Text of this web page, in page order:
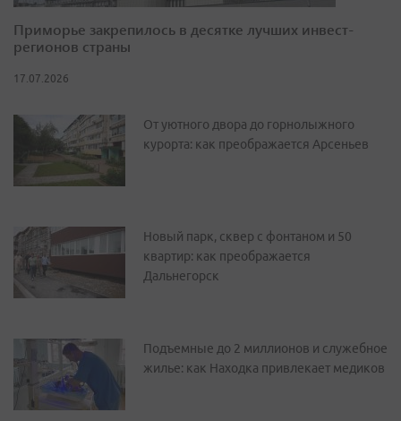
Приморье закрепилось в десятке лучших инвест-
регионов страны
17.07.2026
От уютного двора до горнолыжного
курорта: как преображается Арсеньев
Новый парк, сквер с фонтаном и 50
квартир: как преображается
Дальнегорск
Подъемные до 2 миллионов и служебное
жилье: как Находка привлекает медиков